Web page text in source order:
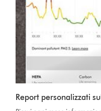
Report personalizzati